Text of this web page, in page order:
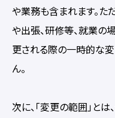
や業務も含まれます。
や出張、研修等、就業
更される際の一時的な
ん。
次に、「変更の範囲」と